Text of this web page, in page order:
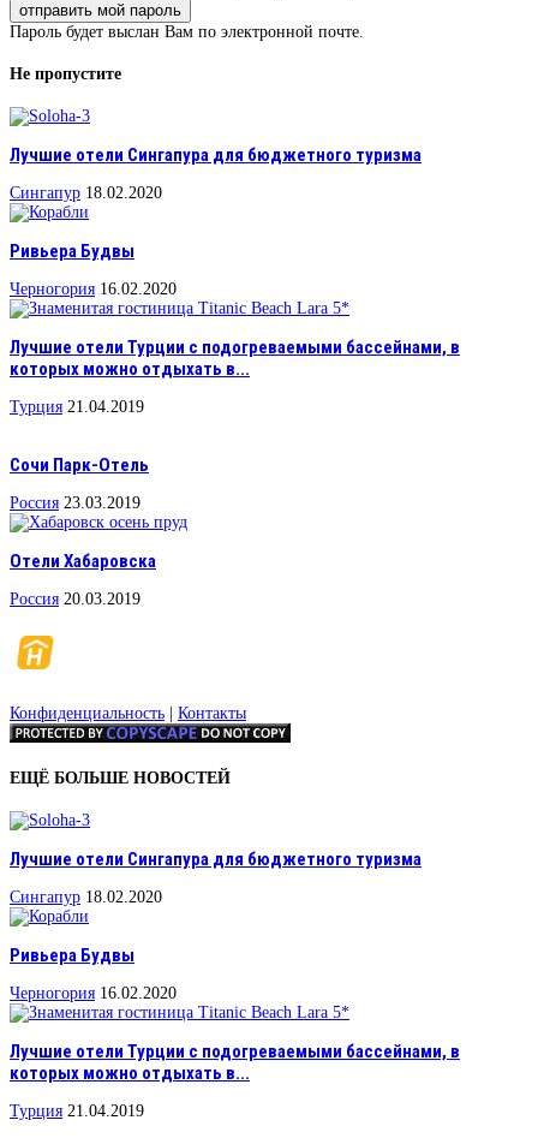
Пароль будет выслан Вам по электронной почте.
Не пропустите
Лучшие отели Сингапура для бюджетного туризма
Сингапур 18.02.2020
Ривьера Будвы
Черногория 16.02.2020
Лучшие отели Турции с подогреваемыми бассейнами, в
которых можно отдыхать в...
Турция 21.04.2019
Сочи Парк-Отель
Россия 23.03.2019
Отели Хабаровска
Россия 20.03.2019
Конфиденциальность | Контакты
ЕЩЁ БОЛЬШЕ НОВОСТЕЙ
Лучшие отели Сингапура для бюджетного туризма
Сингапур 18.02.2020
Ривьера Будвы
Черногория 16.02.2020
Лучшие отели Турции с подогреваемыми бассейнами, в
которых можно отдыхать в...
Турция 21.04.2019